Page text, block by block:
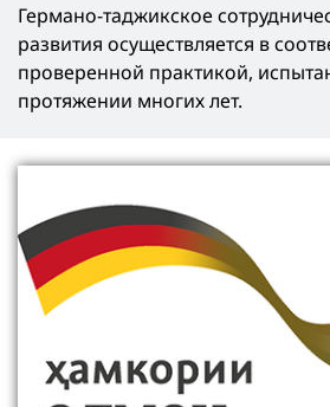
Германо-таджикское
развития осуществляется в
проверенной практикой,
протяжении многих лет.